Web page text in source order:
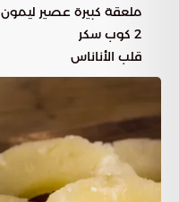
ملعقة كبيرة عصير ليمون
2 كوب سكر
قلب الأناناس